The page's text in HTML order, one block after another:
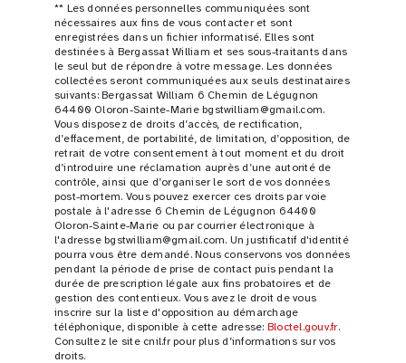
** Les données personnelles communiquées sont
nécessaires aux fins de vous contacter et sont
enregistrées dans un fichier informatisé. Elles sont
destinées à Bergassat William et ses sous-traitants dans
le seul but de répondre à votre message. Les données
collectées seront communiquées aux seuls destinataires
suivants: Bergassat William 6 Chemin de Légugnon
64400 Oloron-Sainte-Marie bgstwilliam@gmail.com.
Vous disposez de droits d’accès, de rectification,
d’effacement, de portabilité, de limitation, d’opposition, de
retrait de votre consentement à tout moment et du droit
d’introduire une réclamation auprès d’une autorité de
contrôle, ainsi que d’organiser le sort de vos données
post-mortem. Vous pouvez exercer ces droits par voie
postale à l'adresse 6 Chemin de Légugnon 64400
Oloron-Sainte-Marie ou par courrier électronique à
l'adresse bgstwilliam@gmail.com. Un justificatif d'identité
pourra vous être demandé. Nous conservons vos données
pendant la période de prise de contact puis pendant la
durée de prescription légale aux fins probatoires et de
gestion des contentieux. Vous avez le droit de vous
inscrire sur la liste d'opposition au démarchage
téléphonique, disponible à cette adresse: Bloctel.gouv.fr.
Consultez le site cnil.fr pour plus d’informations sur vos
droits.